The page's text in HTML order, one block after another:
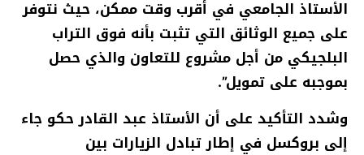
الأستاذ الجامعي في أقرب وقت ممكن، حيث نتوفر
على جميع الوثائق التي تثبت بأنه فوق التراب
البلجيكي من أجل مشروع للتعاون والذي حصل
بموجبه على تمويل”.
وشدد التأكيد على أن الأستاذ عبد القادر حكو جاء
إلى بروكسل في إطار تبادل الزيارات بين